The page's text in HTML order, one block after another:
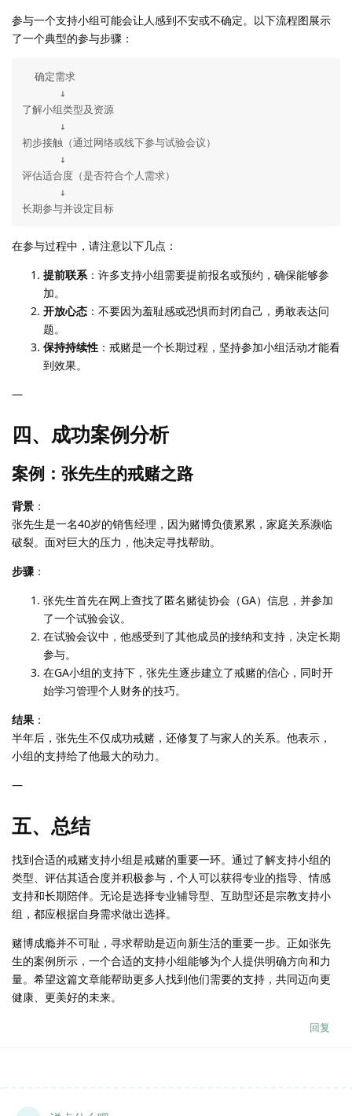
参与一个支持小组可能会让人感到不安或不确定。以下流程图展示
了一个典型的参与步骤：
  确定需求
      ↓
了解小组类型及资源
      ↓
初步接触（通过网络或线下参与试验会议）
      ↓
评估适合度（是否符合个人需求）
      ↓
长期参与并设定目标
在参与过程中，请注意以下几点：
提前联系 ：许多支持小组需要提前报名或预约，确保能够参
加。
开放心态 ：不要因为羞耻感或恐惧而封闭自己，勇敢表达问
题。
保持持续性 ：戒赌是一个长期过程，坚持参加小组活动才能看
到效果。
—
四、成功案例分析
案例：张先生的戒赌之路
背景 ：
张先生是一名40岁的销售经理，因为赌博负债累累，家庭关系濒临
破裂。面对巨大的压力，他决定寻找帮助。
步骤 ：
张先生首先在网上查找了匿名赌徒协会（GA）信息，并参加
了一个试验会议。
在试验会议中，他感受到了其他成员的接纳和支持，决定长期
参与。
在GA小组的支持下，张先生逐步建立了戒赌的信心，同时开
始学习管理个人财务的技巧。
结果 ：
半年后，张先生不仅成功戒赌，还修复了与家人的关系。他表示，
小组的支持给了他最大的动力。
—
五、总结
找到合适的戒赌支持小组是戒赌的重要一环。通过了解支持小组的
类型、评估其适合度并积极参与，个人可以获得专业的指导、情感
支持和长期陪伴。无论是选择专业辅导型、互助型还是宗教支持小
组，都应根据自身需求做出选择。
赌博成瘾并不可耻，寻求帮助是迈向新生活的重要一步。正如张先
生的案例所示，一个合适的支持小组能够为个人提供明确方向和力
量。希望这篇文章能帮助更多人找到他们需要的支持，共同迈向更
健康、更美好的未来。
回复